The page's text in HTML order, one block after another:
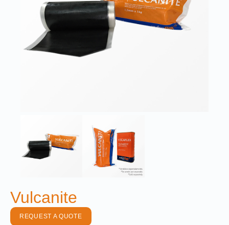
Vulcanite
REQUEST A QUOTE